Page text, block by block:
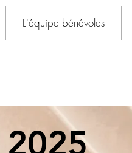
L'équipe bénévoles